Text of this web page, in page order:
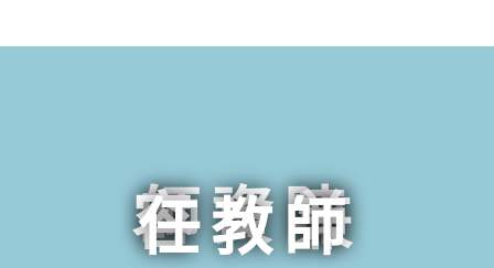
師資陣
容 - 兼
任教師